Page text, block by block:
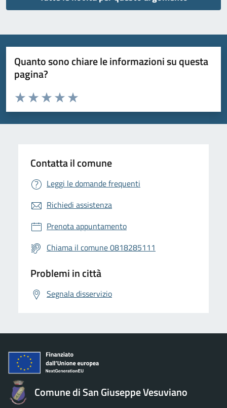
Quanto sono chiare le informazioni su questa
pagina?
Valuta da 1 a 5 stelle la pagina
Valuta 5 stelle su 5
Valuta 4 stelle su 5
Valuta 3 stelle su 5
Valuta 2 stelle su 5
Valuta 1 stelle su 5
Contatta il comune
Leggi le domande frequenti
Richiedi assistenza
Prenota appuntamento
Chiama il comune 0818285111
Problemi in città
Segnala disservizio
Comune di San Giuseppe Vesuviano